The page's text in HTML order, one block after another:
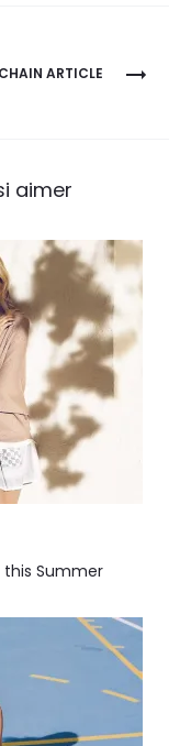
ARTICLE
aimer
this Summer